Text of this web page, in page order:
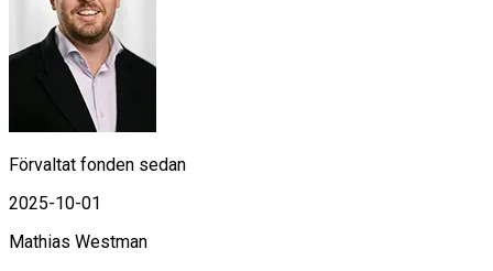
Förvaltat fonden sedan
2025-10-01
Mathias Westman